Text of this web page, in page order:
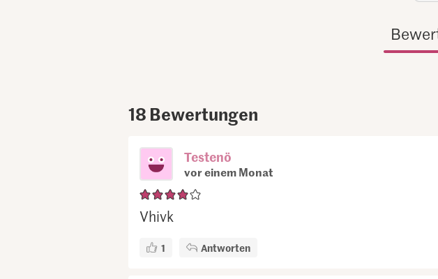
18 Bewertungen
Testenö
vor einem Monat
Vhivk
1 Antworten